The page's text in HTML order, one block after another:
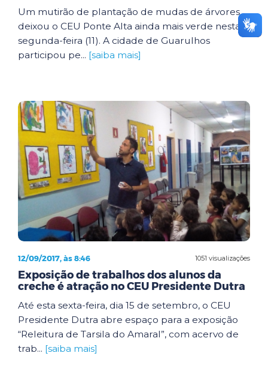
Um mutirão de plantação de mudas de árvores
deixou o CEU Ponte Alta ainda mais verde nesta
segunda-feira (11). A cidade de Guarulhos
participou pe... [saiba mais]
1051 visualizações
12/09/2017, às 8:46
Exposição de trabalhos dos alunos da
creche é atração no CEU Presidente Dutra
Até esta sexta-feira, dia 15 de setembro, o CEU
Presidente Dutra abre espaço para a exposição
“Releitura de Tarsila do Amaral”, com acervo de
trab... [saiba mais]